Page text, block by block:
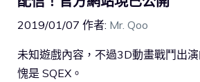
2019/01/07 作者: Mr. Qoo
未知遊戲內容，不過3D動畫戰鬥出
愧是 SQEX。